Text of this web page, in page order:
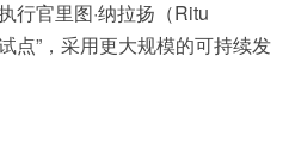
行官里图·纳拉扬（Ritu
点”，采用更大规模的可持续发